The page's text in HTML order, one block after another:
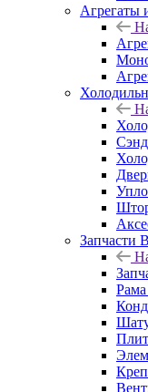
Агрегаты
Запчасти